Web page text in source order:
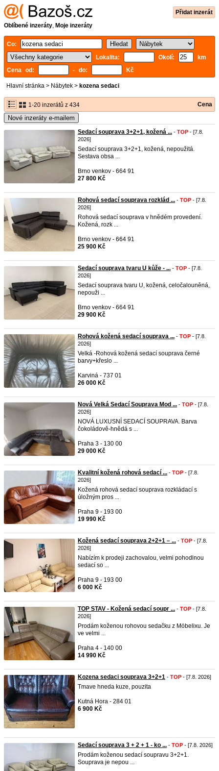
Přidat inzerát
Oblíbené inzeráty, Moje inzeráty
Co:
Lokalita:
Okolí:
km
Cena od:
- do: Kč
Hlavní stránka > Nábytek > kozena sedaci
1-20 inzerátů z 434 Cena
Nové inzeráty e-mailem
Sedací souprava 3+2+1, kožená ... - TOP - [7.8.
2026]
Sedací souprava 3+2+1, kožená, nepoužitá.
Sestava obsa ...
Brno venkov - 664 91
27 800 Kč
Rohová sedací souprava rozklád ... - TOP - [7.8.
2026]
Rohová sedací souprava v hnědém provedení.
Kožená, rozk ...
Brno venkov - 664 91
25 900 Kč
Sedací souprava tvaru U kůže - ... - TOP - [7.8.
2026]
Sedací souprava tvaru U, kožená, celočalouněná,
nepouži ...
Brno venkov - 664 91
29 900 Kč
Rohová kožená sedací souprava ... - TOP - [7.8.
2026]
Velká -Rohová kožená sedací souprava černé
barvy+křeslo ...
Karviná - 737 01
26 000 Kč
Nová Velká Sedací Souprava Mod ... - TOP - [7.8.
2026]
NOVÁ LUXUSNÍ SEDACÍ SOUPRAVA. Barva
čokoládově-hnědá s ...
Praha 3 - 130 00
29 000 Kč
Kvalitní kožená rohová sedací ... - TOP - [7.8.
2026]
Kožená rohová sedací souprava rozkládací s
úložným pros ...
Praha 9 - 193 00
19 990 Kč
Kožená sedací souprava 2+2+1 – ... - TOP - [7.8.
2026]
Nabízím k prodeji zachovalou, velmi pohodlnou
sedací so ...
Praha 9 - 193 00
6 000 Kč
TOP STAV - Kožená sedací soupr ... - TOP - [7.8.
2026]
Prodám koženou rohovou sedačku z Möbelixu. Je
ve velmi ...
Praha 4 - 140 00
14 990 Kč
Kozena sedaci souprava 3+2+1 - TOP - [7.8. 2026]
Tmave hneda kuze, pouzita
Kutná Hora - 284 01
6 900 Kč
Sedací souprava 3 + 2 + 1 - ko ... - TOP - [7.8. 2026]
Prodám koženou sedací soupravu 3+2+1.
Souprava je nepou ...